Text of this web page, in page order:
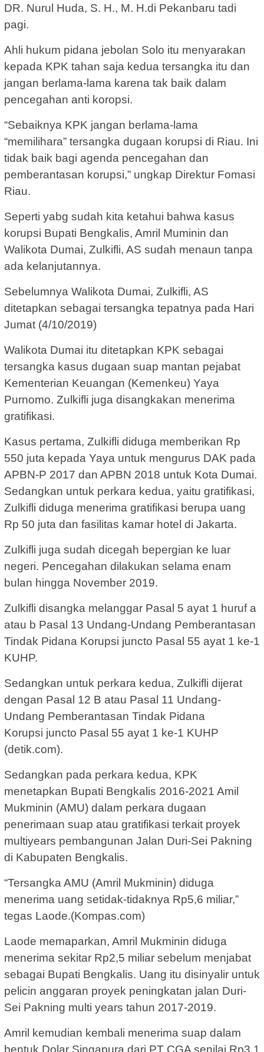
DR. Nurul Huda, S. H., M. H.di Pekanbaru tadi
pagi.
Ahli hukum pidana jebolan Solo itu menyarakan
kepada KPK tahan saja kedua tersangka itu dan
jangan berlama-lama karena tak baik dalam
pencegahan anti koropsi.
“Sebaiknya KPK jangan berlama-lama
“memilihara” tersangka dugaan korupsi di Riau. Ini
tidak baik bagi agenda pencegahan dan
pemberantasan korupsi,” ungkap Direktur Fomasi
Riau.
Seperti yabg sudah kita ketahui bahwa kasus
korupsi Bupati Bengkalis, Amril Muminin dan
Walikota Dumai, Zulkifli, AS sudah menaun tanpa
ada kelanjutannya.
Sebelumnya Walikota Dumai, Zulkifli, AS
ditetapkan sebagai tersangka tepatnya pada Hari
Jumat (4/10/2019)
Walikota Dumai itu ditetapkan KPK sebagai
tersangka kasus dugaan suap mantan pejabat
Kementerian Keuangan (Kemenkeu) Yaya
Purnomo. Zulkifli juga disangkakan menerima
gratifikasi.
Kasus pertama, Zulkifli diduga memberikan Rp
550 juta kepada Yaya untuk mengurus DAK pada
APBN-P 2017 dan APBN 2018 untuk Kota Dumai.
Sedangkan untuk perkara kedua, yaitu gratifikasi,
Zulkifli diduga menerima gratifikasi berupa uang
Rp 50 juta dan fasilitas kamar hotel di Jakarta.
Zulkifli juga sudah dicegah bepergian ke luar
negeri. Pencegahan dilakukan selama enam
bulan hingga November 2019.
Zulkifli disangka melanggar Pasal 5 ayat 1 huruf a
atau b Pasal 13 Undang-Undang Pemberantasan
Tindak Pidana Korupsi juncto Pasal 55 ayat 1 ke-1
KUHP.
Sedangkan untuk perkara kedua, Zulkifli dijerat
dengan Pasal 12 B atau Pasal 11 Undang-
Undang Pemberantasan Tindak Pidana
Korupsi juncto Pasal 55 ayat 1 ke-1 KUHP
(detik.com).
Sedangkan pada perkara kedua, KPK
menetapkan Bupati Bengkalis 2016-2021 Amil
Mukminin (AMU) dalam perkara dugaan
penerimaan suap atau gratifikasi terkait proyek
multiyears pembangunan Jalan Duri-Sei Pakning
di Kabupaten Bengkalis.
“Tersangka AMU (Amril Mukminin) diduga
menerima uang setidak-tidaknya Rp5,6 miliar,”
tegas Laode.(Kompas.com)
Laode memaparkan, Amril Mukminin diduga
menerima sekitar Rp2,5 miliar sebelum menjabat
sebagai Bupati Bengkalis. Uang itu disinyalir untuk
pelicin anggaran proyek peningkatan jalan Duri-
Sei Pakning multi years tahun 2017-2019.
Amril kemudian kembali menerima suap dalam
bentuk Dolar Singapura dari PT CGA senilai Rp3,1